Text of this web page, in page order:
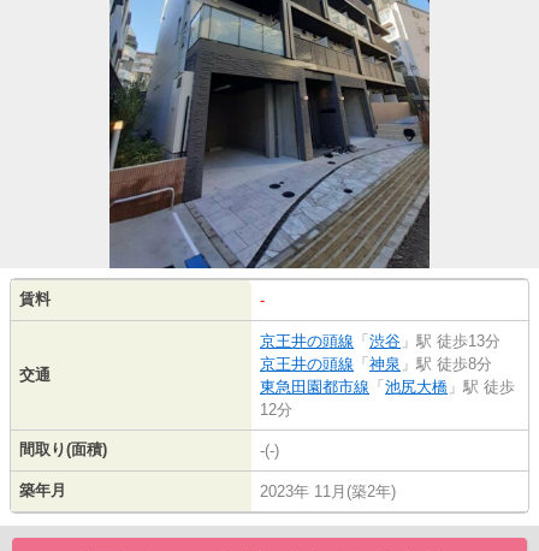
賃料 -
交通
京王井の頭線 「 渋谷 」駅 徒歩13分
京王井の頭線 「 神泉 」駅 徒歩8分
東急田園都市線 「 池尻大橋 」駅 徒歩
12分
間取り(面積) -(-)
築年月 2023年 11月(築2年)